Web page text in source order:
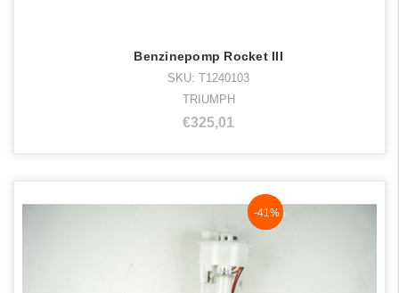
Benzinepomp Rocket III
SKU: T1240103
TRIUMPH
€325,01
NaN%
-41%